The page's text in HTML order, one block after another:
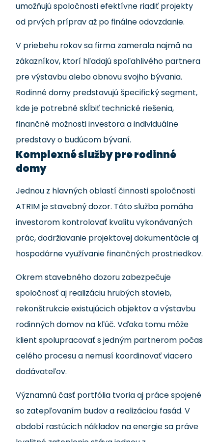
umožňujú spoločnosti efektívne riadiť projekty
od prvých príprav až po finálne odovzdanie.
V priebehu rokov sa firma zamerala najmä na
zákazníkov, ktorí hľadajú spoľahlivého partnera
pre výstavbu alebo obnovu svojho bývania.
Rodinné domy predstavujú špecifický segment,
kde je potrebné skĺbiť technické riešenia,
finančné možnosti investora a individuálne
predstavy o budúcom bývaní.
Komplexné služby pre rodinné
domy
Jednou z hlavných oblastí činnosti spoločnosti
ATRIM je stavebný dozor. Táto služba pomáha
investorom kontrolovať kvalitu vykonávaných
prác, dodržiavanie projektovej dokumentácie aj
hospodárne využívanie finančných prostriedkov.
Okrem stavebného dozoru zabezpečuje
spoločnosť aj realizáciu hrubých stavieb,
rekonštrukcie existujúcich objektov a výstavbu
rodinných domov na kľúč. Vďaka tomu môže
klient spolupracovať s jedným partnerom počas
celého procesu a nemusí koordinovať viacero
dodávateľov.
Významnú časť portfólia tvoria aj práce spojené
so zatepľovaním budov a realizáciou fasád. V
období rastúcich nákladov na energie sa práve